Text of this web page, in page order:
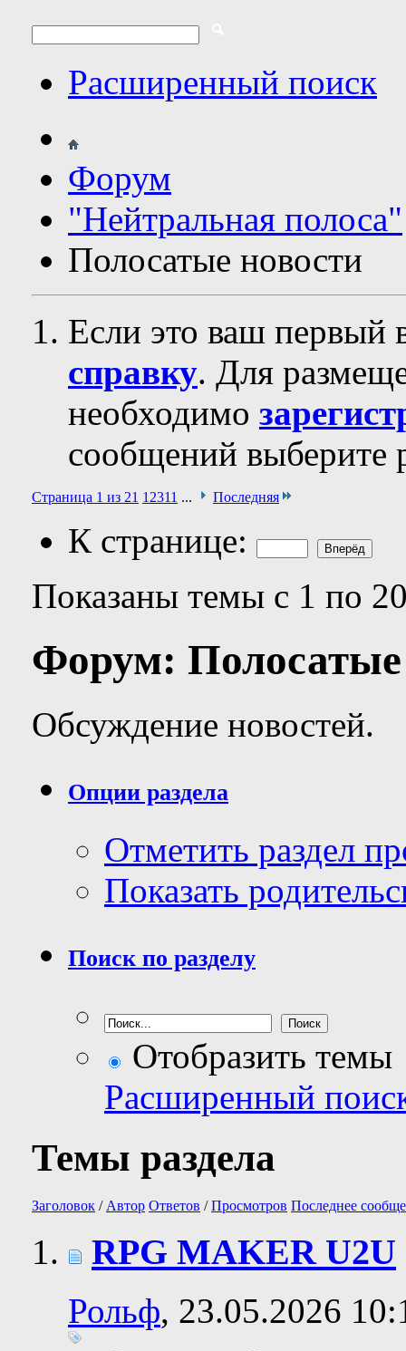
Расширенный поиск
Форум
"Нейтральная полоса"
Полосатые новости
Если это ваш первый
справку. Для
необходимо
сообщений выберите
Страница 1 из 21 1 2311 ... Последняя
К странице:
Показаны темы с 1 по
Форум:
Обсуждение новостей.
Опции раздела
Отметить раздел
Показать
Поиск по разделу
Отобразить темы
Расширенный
Темы раздела
Заголовок / Автор Ответов /Просмотров Последнее
RPG MAKER U2U
Рольф, 23.05.2026